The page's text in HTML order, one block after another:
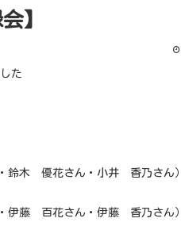
】
た
ん・小井 香乃さん）
ん・伊藤 香乃さん）